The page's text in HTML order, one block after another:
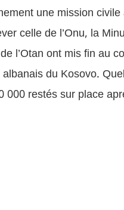
une mission
celle de l’Onu, la
l’Otan ont mis fin au
du Kosovo.
restés sur place